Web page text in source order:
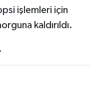
işlemleri için
kaldırıldı.